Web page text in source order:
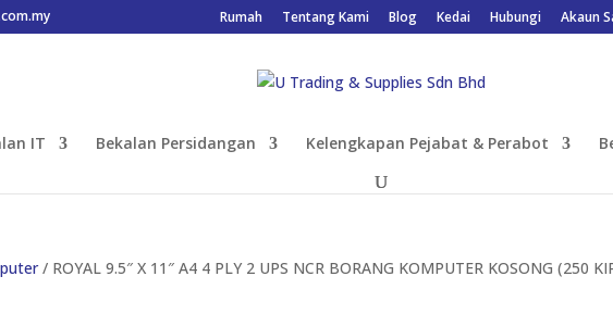
Rumah Tentang Kami Blog Kedai Hubungi Akaun
IT Bekalan Persidangan Kelengkapan Pejabat & Perabot
/ ROYAL 9.5″ X 11″ A4 4 PLY 2 UPS NCR BORANG KOMPUTER KOSONG (250